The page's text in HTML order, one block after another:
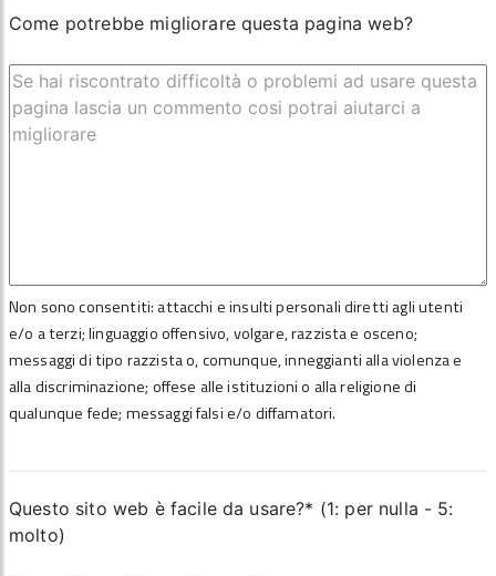
Come potrebbe migliorare questa pagina web?
Non sono consentiti: attacchi e insulti personali diretti agli utenti
e/o a terzi; linguaggio offensivo, volgare, razzista e osceno;
messaggi di tipo razzista o, comunque, inneggianti alla violenza e
alla discriminazione; offese alle istituzioni o alla religione di
qualunque fede; messaggi falsi e/o diffamatori.
Questo sito web è facile da usare?* (1: per nulla - 5:
molto)